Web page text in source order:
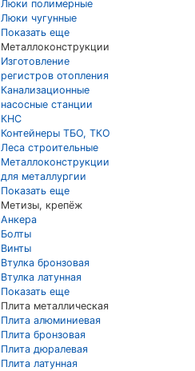
Люки полимерные
Люки чугунные
Показать еще
Металлоконструкции
Изготовление
регистров отопления
Канализационные
насосные станции
КНС
Контейнеры ТБО, ТКО
Леса строительные
Металлоконструкции
для металлургии
Показать еще
Метизы, крепёж
Анкера
Болты
Винты
Втулка бронзовая
Втулка латунная
Показать еще
Плита металлическая
Плита алюминиевая
Плита бронзовая
Плита дюралевая
Плита латунная